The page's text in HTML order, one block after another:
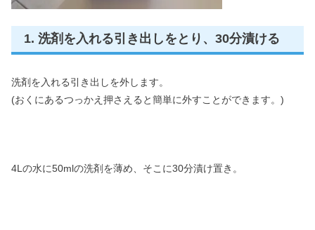
1. 洗剤を入れる引き出しをとり、30分漬ける
洗剤を入れる引き出しを外します。
(おくにあるつっかえ押さえると簡単に外すことができます。)
4Lの水に50mlの洗剤を薄め、そこに30分漬け置き。